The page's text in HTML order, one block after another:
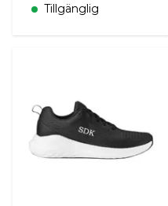
Tillgänglig